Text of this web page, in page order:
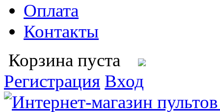
Оплата
Контакты
Корзина пуста
Регистрация Вход